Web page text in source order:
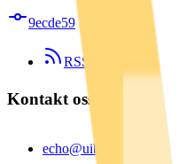
9ecde59
RSS Feed
Kontakt oss ☎️
echo@uib.no